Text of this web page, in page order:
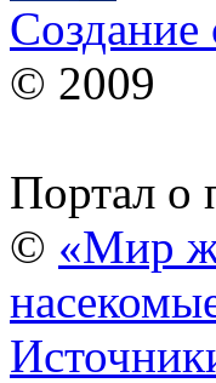
Создание
© 2009
Портал о
© «Мир